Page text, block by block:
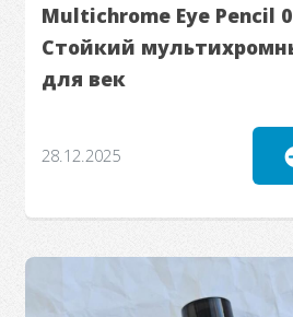
Multichrome Eye Pencil
Стойкий
для век
28.12.2025